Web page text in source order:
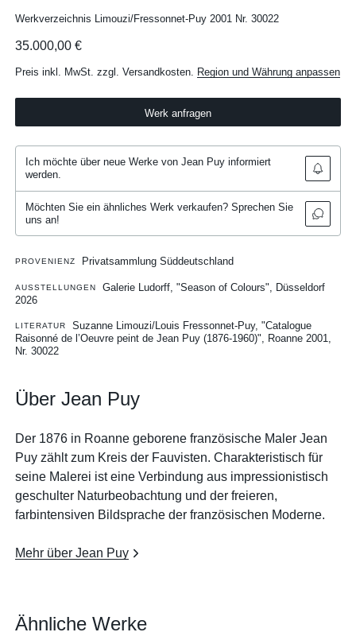
Werkverzeichnis Limouzi/Fressonnet-Puy 2001 Nr. 30022
35.000,00 €
Preis inkl. MwSt. zzgl. Versandkosten. Region und Währung anpassen
Werk anfragen
Ich möchte über neue Werke von Jean Puy informiert
werden.
Möchten Sie ein ähnliches Werk verkaufen? Sprechen Sie
uns an!
PROVENIENZ Privatsammlung Süddeutschland
AUSSTELLUNGEN
Galerie Ludorff, "Season of Colours", Düsseldorf
2026
LITERATUR
Suzanne Limouzi/Louis Fressonnet-Puy, "Catalogue
Raisonné de l’Oeuvre peint de Jean Puy (1876-1960)", Roanne 2001,
Nr. 30022
Über Jean Puy
Der 1876 in Roanne geborene französische Maler Jean
Puy zählt zum Kreis der Fauvisten. Charakteristisch für
seine Malerei ist eine Verbindung aus impressionistisch
geschulter Naturbeobachtung und der freieren,
farbintensiven Bildsprache der französischen Moderne.
Mehr über Jean Puy
Ähnliche Werke